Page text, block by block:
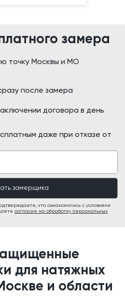
замера
точку Москвы и МО
после замера
договора в день
даже при отказе от
что ознакомились с условиями
согласие на обработку персональных
для натяжных
и области